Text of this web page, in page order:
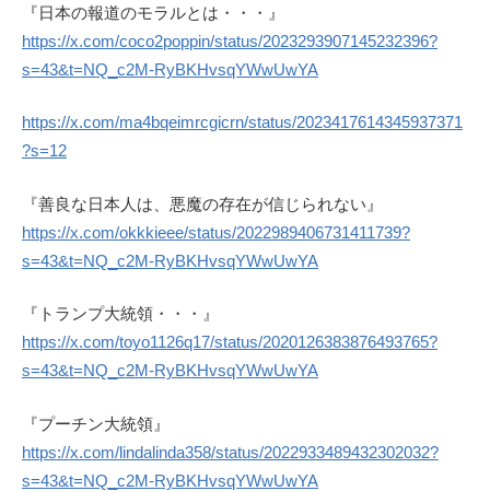
『日本の報道のモラルとは・・・』
https://x.com/coco2poppin/status/2023293907145232396?
s=43&t=NQ_c2M-RyBKHvsqYWwUwYA
https://x.com/ma4bqeimrcgicrn/status/2023417614345937371
?s=12
『善良な日本人は、悪魔の存在が信じられない』
https://x.com/okkkieee/status/2022989406731411739?
s=43&t=NQ_c2M-RyBKHvsqYWwUwYA
『トランプ大統領・・・』
https://x.com/toyo1126q17/status/2020126383876493765?
s=43&t=NQ_c2M-RyBKHvsqYWwUwYA
『プーチン大統領』
https://x.com/lindalinda358/status/2022933489432302032?
s=43&t=NQ_c2M-RyBKHvsqYWwUwYA